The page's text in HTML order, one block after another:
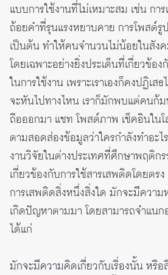
แบบการใช้งานที่ไม่เหมาะสม เช่น ก
ถ้อยคำที่รุนแรงหยาบคาย การโพสต์
เป็นต้น ทำให้คนจำนวนไม่น้อยในสัง
โดยเฉพาะอย่างยิ่งประเด็นที่เกี่ยวข้อ
ในการใช้งาน เพราะเราเองก็คงปฏิเส
จะหันไปทางไหน เราก็มักพบแต่คนก้
ถือออกมา แชท โพสต์ภาพ เช็คอินในโ
ตามสอดส่องข้อมูลว่าใครกำลังทำอะไ
งานวิจัยในต่างประเทศที่ศึกษาพฤติก
เกี่ยวข้องกับการใช้สารเสพติดโดยต
การเสพติดสิ่งหนึ่งสิ่งใด มักจะมีควา
เกิดปัญหาตามมา โดยสามารถจำแนก
ได้แก่
มักจะมีความคิดเกี่ยวกับเรื่องนั้น หรือ